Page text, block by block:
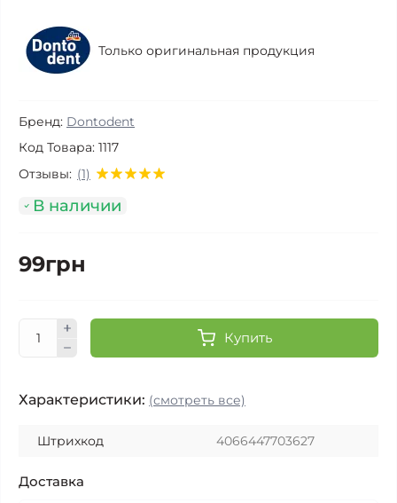
Только оригинальная продукция
Бренд: Dontodent
Код Товара: 1117
Отзывы: (1)
В наличии
99грн
Купить
Характеристики: (смотреть все)
Штрихкод 4066447703627
Доставка